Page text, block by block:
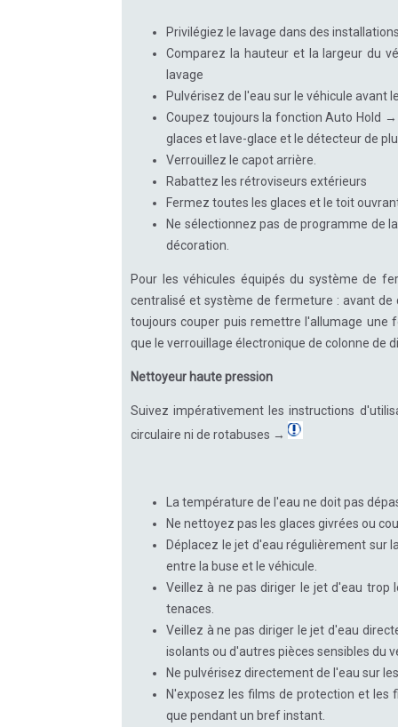
Privilégiez le lavage dans des
Comparez la hauteur et la largeur du
lavage
Pulvérisez de l'eau sur le véhicule avant
Coupez toujours la fonction Auto Hold
glaces et lave-glace et le détecteur de
Verrouillez le capot arrière.
Rabattez les rétroviseurs extérieurs
Fermez toutes les glaces et le toit
Ne sélectionnez pas de programme de
décoration.
Pour les véhicules équipés du système de
centralisé et système de fermeture : avant de
toujours couper puis remettre l'allumage une
que le verrouillage électronique de colonne de
Nettoyeur haute pression
Suivez impérativement les instructions
circulaire ni de rotabuses →
La température de l'eau ne doit pas
Ne nettoyez pas les glaces givrées ou
Déplacez le jet d'eau régulièrement sur
entre la buse et le véhicule.
Veillez à ne pas diriger le jet d'eau
tenaces.
Veillez à ne pas diriger le jet d'eau
isolants ou d'autres pièces sensibles du
Ne pulvérisez directement de l'eau sur
N'exposez les films de protection et
que pendant un bref instant.